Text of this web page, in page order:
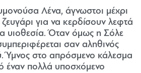
Λένα, άγνωστοι μέχρι
για να κερδίσουν λεφτά
υιοθεσία. Όταν όμως η Σόλε
σαν αληθινός
Ύμνος στο απρόσμενο κάλεσμα
έναν πολλά υποσχόμενο